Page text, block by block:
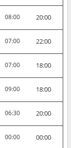
08:00 20:00
07:00 22:00
07:00 18:00
09:00 18:00
06:30 20:00
00:00 00:00